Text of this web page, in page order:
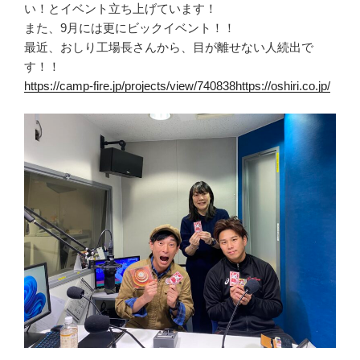
い！とイベント立ち上げています！
また、9月には更にビックイベント！！
最近、おしり工場長さんから、目が離せない人続出で
す！！
https://camp-fire.jp/projects/view/740838https://oshiri.co.jp/